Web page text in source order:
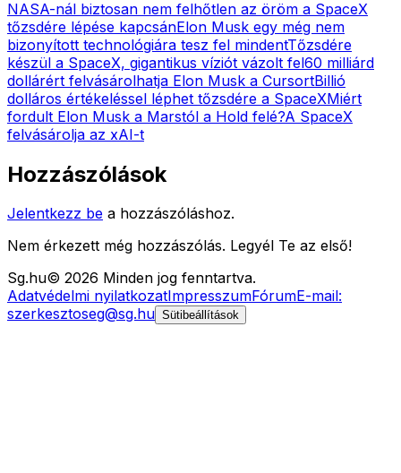
NASA-nál biztosan nem felhőtlen az öröm a SpaceX
tőzsdére lépése kapcsánElon Musk egy még nem
bizonyított technológiára tesz fel mindentTőzsdére
készül a SpaceX, gigantikus víziót vázolt fel60 milliárd
dollárért felvásárolhatja Elon Musk a CursortBillió
dolláros értékeléssel léphet tőzsdére a SpaceXMiért
fordult Elon Musk a Marstól a Hold felé?A SpaceX
felvásárolja az xAI-t
Hozzászólások
Jelentkezz be a hozzászóláshoz.
Nem érkezett még hozzászólás. Legyél Te az első!
Sg.hu© 2026 Minden jog fenntartva.
Adatvédelmi nyilatkozatImpresszumFórumE-mail:
szerkesztoseg@sg.hu Sütibeállítások